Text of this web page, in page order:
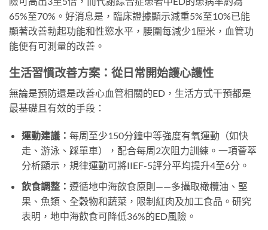
65%至70%。好消息是，臨床證據顯示減重5%至10%已能
顯著改善勃起功能和性慾水平，腰圍每減少1厘米，血管功
能便有可測量的改善。
生活習慣改善方案：從日常開始護心護性
無論是預防還是改善心血管相關的ED，生活方式干預都是
最基礎且有效的手段：
運動建議： 每周至少150分鐘中等強度有氧運動（如快
走、游泳、踩單車），配合每周2次阻力訓練。一項薈萃
分析顯示，規律運動可將IIEF-5評分平均提升4至6分。
飲食調整： 遵循地中海飲食原則——多攝取橄欖油、堅
果、魚類、全穀物和蔬菜，限制紅肉及加工食品。研究
表明，地中海飲食可降低36%的ED風險。